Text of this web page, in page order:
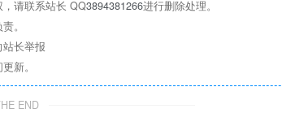
请联系站长 QQ3894381266进行删除处理。
。
长举报
新。
END